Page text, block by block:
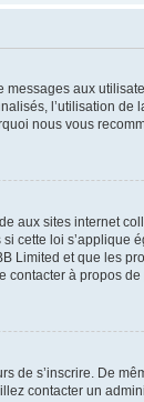
aux
l’utilisation
nous vous
aux sites internet
loi s’applique
et que les
à propos
de s’inscrire. De
contacter un